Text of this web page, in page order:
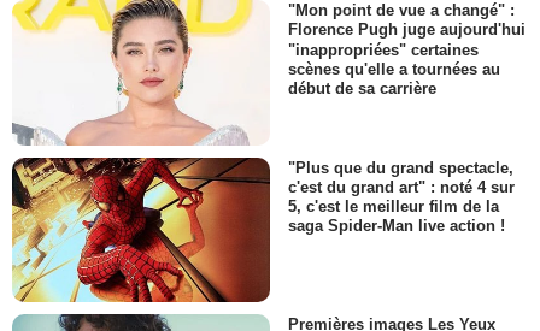
"Mon point de vue a changé" :
Florence Pugh juge aujourd'hui
"inappropriées" certaines
scènes qu'elle a tournées au
début de sa carrière
"Plus que du grand spectacle,
c'est du grand art" : noté 4 sur
5, c'est le meilleur film de la
saga Spider-Man live action !
Premières images Les Yeux